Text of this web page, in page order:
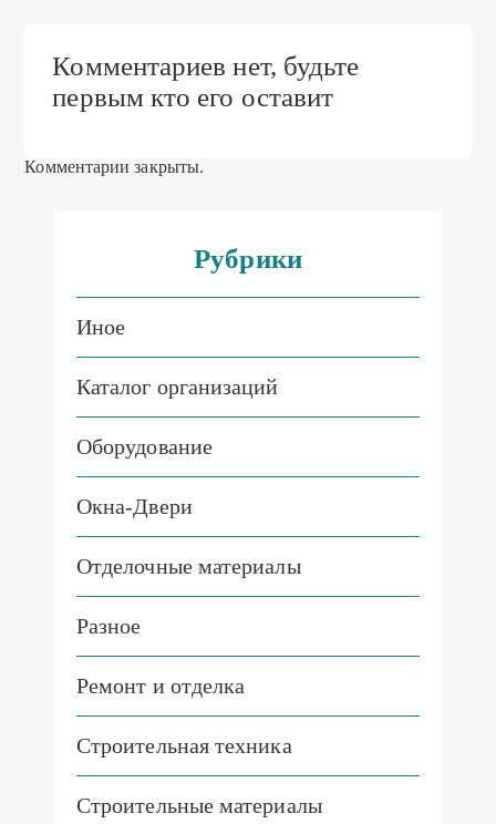
Комментариев нет, будьте
первым кто его оставит
Комментарии закрыты.
Рубрики
Иное
Каталог организаций
Оборудование
Окна-Двери
Отделочные материалы
Разное
Ремонт и отделка
Строительная техника
Строительные материалы